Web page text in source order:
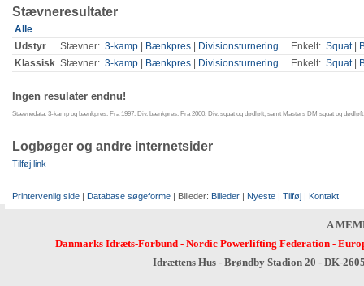
Stævneresultater
Alle
Udstyr
Stævner: 3-kamp Bænkpres Divisionsturnering Enkelt: Squat|
Klassisk Stævner: 3-kamp Bænkpres Divisionsturnering Enkelt: Squat|
Ingen resulater endnu!
Stævnedata: 3-kamp og bænkpres: Fra 1997. Div. bænkpres: Fra 2000. Div. squat og dødløft, samt Masters DM squat og
Logbøger og andre internetsider
Tilføj link
Printervenlig side | Database søgeforme | Billeder: Billeder | Nyeste | Tilføj | Kontakt
A
Danmarks Idræts-Forbund- Nordic Powerlifting Federation-
Idrættens Hus - Brøndby Stadion 20 - DK-